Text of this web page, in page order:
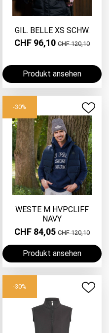
GIL. BELLE XS SCHW.
CHF 96,10 CHF 120,10
Produkt ansehen
-30%
WESTE M HVPCLIFF
NAVY
CHF 84,05 CHF 120,10
Produkt ansehen
-30%